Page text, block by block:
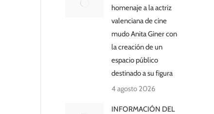
homenaje a la actriz
valenciana de cine
mudo Anita Giner con
la creación de un
espacio público
destinado a su figura
4 agosto 2026
INFORMACIÓN DEL